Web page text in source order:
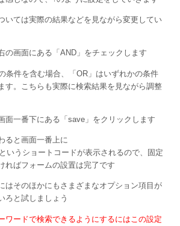
いては実際の結果などを見ながら変更してい
の画面にある「AND」をチェックします
条件を含む場合、「OR」はいずれかの条件
す。こちらも実際に検索結果を見ながら調整
面一番下にある「save」をクリックします
ると画面一番上に
いうショートコードが表示されるので、固定
ればフォームの設置は完了です
はそのほかにもさまざまなオプション項目が
ろと試しましょう
ワードで検索できるようにするにはこの設定